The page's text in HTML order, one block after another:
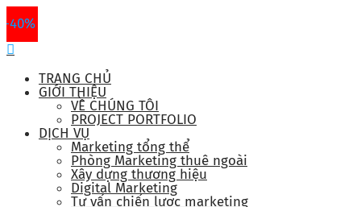
TRANG CHỦ
GIỚI THIỆU
VỀ CHÚNG TÔI
PROJECT PORTFOLIO
DỊCH VỤ
Marketing tổng thể
Phòng Marketing thuê ngoài
Xây dựng thương hiệu
Digital Marketing
Tư vấn chiến lược marketing
-40%